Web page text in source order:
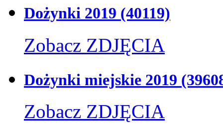
Dożynki 2019 (40119)
Zobacz ZDJĘCIA
Dożynki miejskie 2019
Zobacz ZDJĘCIA